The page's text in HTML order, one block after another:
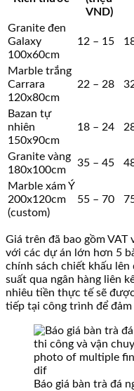
VND)
Granite đen
Galaxy
100x60cm
12 – 15
Marble trắng
Carrara
120x80cm
22 – 28
Bazan tự
nhiên
150x90cm
18 – 24
Granite vàng
180x100cm
35 – 45
Marble xám Ý
200x120cm
(custom)
55 – 70
Giá trên đã bao gồm
với các dự án lớn hơn 5
chính sách chiết khấu
suất qua ngân hàng liên
nhiêu tiền thực tế sẽ
tiếp tại công trình để
Báo giá bàn trà đá